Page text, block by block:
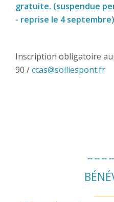
gratuite. (suspendue
- reprise le 4 septembre)
Inscription obligatoire
90 /ccas@solliespont.fr
-- -- --